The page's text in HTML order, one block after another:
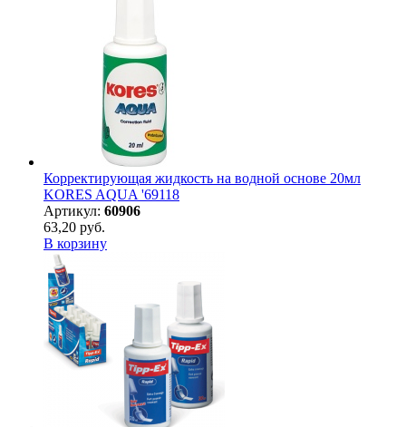
Корректирующая жидкость на водной основе 20мл
KORES AQUA '69118
Артикул: 60906
63,20 руб.
В корзину